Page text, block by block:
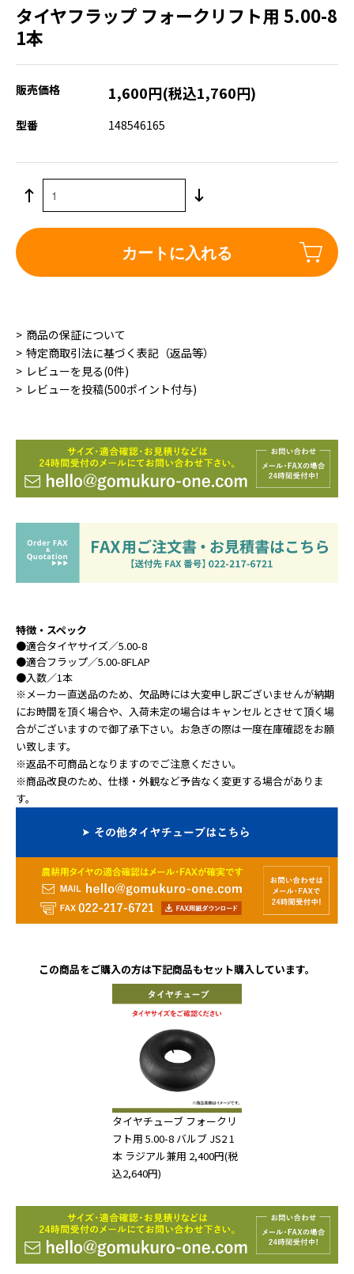
タイヤフラップ フォークリフト用 5.00-8
1本
販売価格 1,600円(税込1,760円)
型番 148546165
カートに入れる
商品の保証について
特定商取引法に基づく表記（返品等）
レビューを見る(0件)
レビューを投稿(500ポイント付与)
特徴・スペック
●適合タイヤサイズ／5.00-8
●適合フラップ／5.00-8FLAP
●入数／1本
※メーカー直送品のため、欠品時には大変申し訳ございませんが納期
にお時間を頂く場合や、入荷未定の場合はキャンセルとさせて頂く場
合がございますので御了承下さい。お急ぎの際は一度在庫確認をお願
い致します。
※返品不可商品となりますのでご注意ください。
※商品改良のため、仕様・外観など予告なく変更する場合がありま
す。
この商品をご購入の方は下記商品もセット購入しています。
タイヤチューブ フォークリ
フト用 5.00-8 バルブ JS2 1
本 ラジアル兼用 2,400円(税
込2,640円)